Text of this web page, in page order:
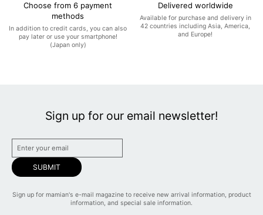
Choose from 6 payment
methods
In addition to credit cards, you can also
pay later or use your smartphone!
(Japan only)
Delivered worldwide
Available for purchase and delivery in
42 countries including Asia, America,
and Europe!
Sign up for our email newsletter!
SUBMIT
Sign up for mamian's e-mail magazine to receive new arrival information, product
information, and special sale information.